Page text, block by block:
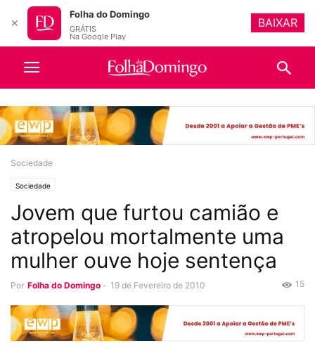
Sociedade
Sociedade
Jovem que furtou camião e
atropelou mortalmente uma
mulher ouve hoje sentença
Por Folha do Domingo - 19 de Fevereiro de 2010 15
✕
Folha do Domingo
GRÁTIS
Na Google Play
BAIXAR